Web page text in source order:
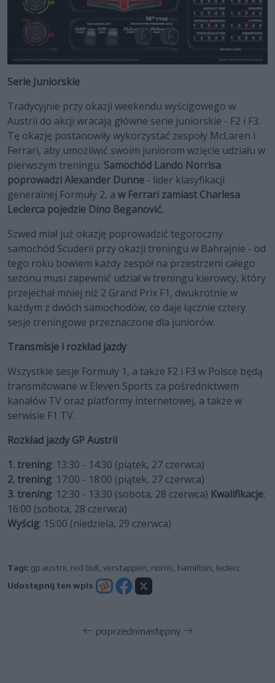
Serie Juniorskie
Tradycyjnie przy okazji weekendu wyścigowego w
Austrii do akcji wracają główne serie juniorskie - F2 i F3.
Tę okazję postanowiły wykorzystać zespoły McLaren i
Ferrari, aby umożliwić swoim juniorom wzięcie udziału w
pierwszym treningu. Samochód Lando Norrisa
poprowadzi Alexander Dunne - lider klasyfikacji
generalnej Formuły 2, a w Ferrari zamiast Charlesa
Leclerca pojedzie Dino Beganović.
Szwed miał już okazję poprowadzić tegoroczny
samochód Scuderii przy okazji treningu w Bahrajnie - od
tego roku bowiem każdy zespół na przestrzeni całego
sezonu musi zapewnić udział w treningu kierowcy, który
przejechał mniej niż 2 Grand Prix F1, dwukrotnie w
każdym z dwóch samochodów, co daje łącznie cztery
sesje treningowe przeznaczone dla juniorów.
Transmisje i rozkład jazdy
Wszystkie sesje Formuły 1, a także F2 i F3 w Polsce będą
transmitowane w Eleven Sports za pośrednictwem
kanałów TV oraz platformy internetowej, a także w
serwisie F1 TV.
Rozkład jazdy GP Austrii
1. trening: 13:30 - 14:30 (piątek, 27 czerwca)
2. trening: 17:00 - 18:00 (piątek, 27 czerwca)
3. trening: 12:30 - 13:30 (sobota, 28 czerwca) Kwalifikacje:
16:00 (sobota, 28 czerwca)
Wyścig: 15:00 (niedziela, 29 czerwca)
Tagi: gp austrii red bull verstappen norris hamilton leclerc
Udostępnij ten wpis
poprzedninastępny